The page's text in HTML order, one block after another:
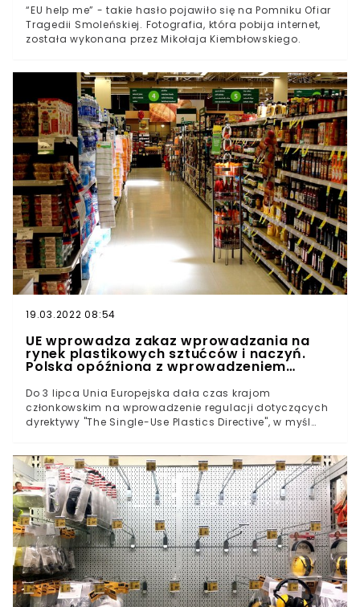
“EU help me” - takie hasło pojawiło się na Pomniku Ofiar
Tragedii Smoleńskiej. Fotografia, która pobija internet,
została wykonana przez Mikołaja Kiembłowskiego.
19.03.2022 08:54
UE wprowadza zakaz wprowadzania na
rynek plastikowych sztućców i naczyń.
Polska opóźniona z wprowadzeniem
regulacji
Do 3 lipca Unia Europejska dała czas krajom
członkowskim na wprowadzenie regulacji dotyczących
dyrektywy "The Single-Use Plastics Directive", w myśl
higienicznych. Polska nie zdążyła wprowadzić
odpowiednich uregulowań prawnych. Już wkrótce
podczas grillowania zmuszeni będziemy użyć naczyń
wykonanych z materiałów biodegradowalnych. Koniec
z plastikiem w UE Na terenie Unii Europejskiej z dniem 1
lipca weszła w życie dyrektywa "The Single-Use Plastics
Directive". UE dała krajom członkowskim czas do 3 lipca,
by na ich terenie wprowadzić odpowiednie regulacje.
Chodzi o całkowity zakaz wprowadzania na rynek wielu
popularnych produktów wykonanych z plastiku. Mowa